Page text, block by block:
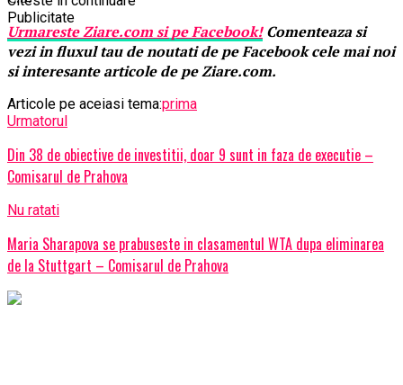
UrmaresteZiare.comsi pe Facebook!Comenteaza si
vezi in fluxul tau de noutati de pe Facebook cele mai noi
si interesante articole de pe Ziare.com.
Articole pe aceiasi tema:prima
Urmatorul
Din 38 de obiective de investitii, doar 9 sunt in faza de executie –
Comisarul de Prahova
Nu ratati
Maria Sharapova se prabuseste in clasamentul WTA dupa eliminarea
de la Stuttgart – Comisarul de Prahova
Publicitate